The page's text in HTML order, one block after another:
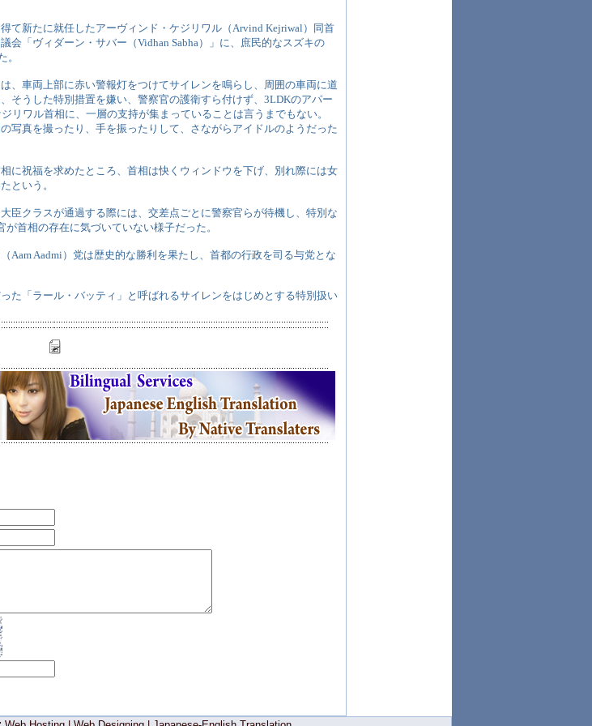
て新たに就任したアーヴィンド・ケジリワル（Arvind Kejriwal）同首
会「ヴィダーン・サバー（Vidhan Sabha）」に、庶民的なスズキの
。
、車両上部に赤い警報灯をつけてサイレンを鳴らし、周囲の車両に道
そうした特別措置を嫌い、警察官の護衛すら付けず、3LDKのアパー
リワル首相に、一層の支持が集まっていることは言うまでもない。
写真を撮ったり、手を振ったりして、さながらアイドルのようだった
に祝福を求めたところ、首相は快くウィンドウを下げ、別れ際には女
という。
臣クラスが通過する際には、交差点ごとに警察官らが待機し、特別な
が首相の存在に気づいていない様子だった。
Aam Aadmi）党は歴史的な勝利を果たし、首都の行政を司る与党とな
た「ラール・バッティ」と呼ばれるサイレンをはじめとする特別扱い